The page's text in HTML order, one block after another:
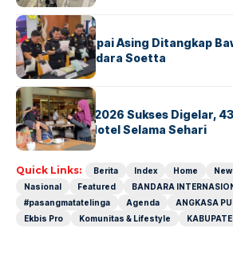
BANDARA BERITA
Kopilot Maskapai Asing Ditangkap
Ekstasi di Bandara Soetta
BERITAINDEX
GM For A Day 2026 Sukses Digelar,
Operasional Hotel Selama Sehari
Quick Links: Berita Index Home
Nasional
Featured
BANDARA
#pasangmatatelinga
Agenda ANGKASA
Ekbis Pro
Komunitas & Lifestyle